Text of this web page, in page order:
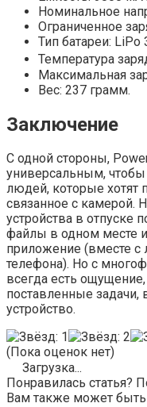
Номинальное
Ограниченное
Тип батареи: LiPo
Температура
Максимальная
Вес: 237 грамм.
Заключение
С одной стороны,
универсальным,
людей, которые хотят
связанное с камерой.
устройства в отпуске
файлы в одном месте
приложение (вместе
телефона). Но с
всегда есть
поставленные задачи,
устройство.
(Пока оценок нет)
Загрузка...
Понравилась статья?
Вам также может быть